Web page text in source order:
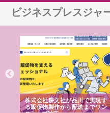
ビジネスプレスジャ
株式会社耕文社が品川で実現す
る販促物製作から配送までワン